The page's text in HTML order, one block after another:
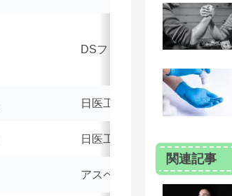
DSファーマバイオメディカル
日医工サノフィ
日医工サノフィ
アスペン
関連記事